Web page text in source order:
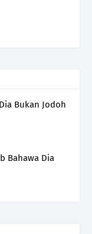
Bukan Jodoh
Bahawa Dia